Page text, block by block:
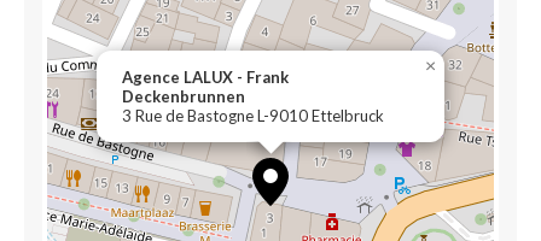
Agence LALUX - Frank
Deckenbrunnen
3 Rue de Bastogne L-9010 Ettelbruck
×